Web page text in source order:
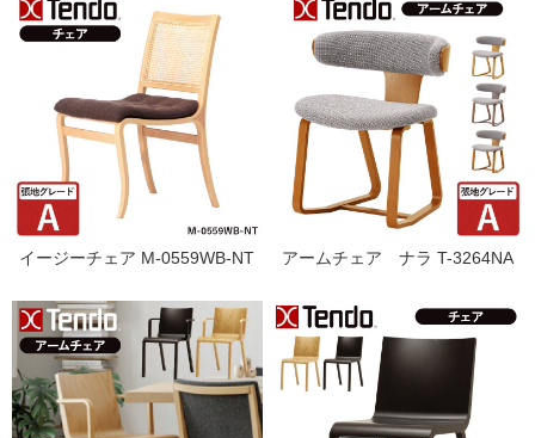
イージーチェア M-0559WB-NT アームチェア ナラ T-3264NA